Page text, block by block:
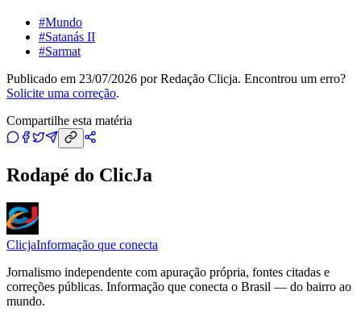
#Mundo
#Satanás II
#Sarmat
Publicado em 23/07/2026 por Redação Clicja. Encontrou um erro?
Solicite uma correção.
Compartilhe esta matéria
Rodapé do ClicJa
ClicjaInformação que conecta
Jornalismo independente com apuração própria, fontes citadas e
correções públicas. Informação que conecta o Brasil — do bairro ao
mundo.